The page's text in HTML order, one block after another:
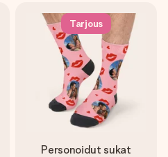
Tarjous
Personoidut sukat